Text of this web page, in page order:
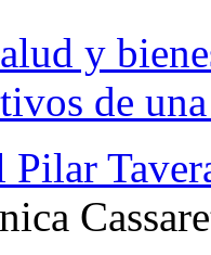
y
de
Pilar